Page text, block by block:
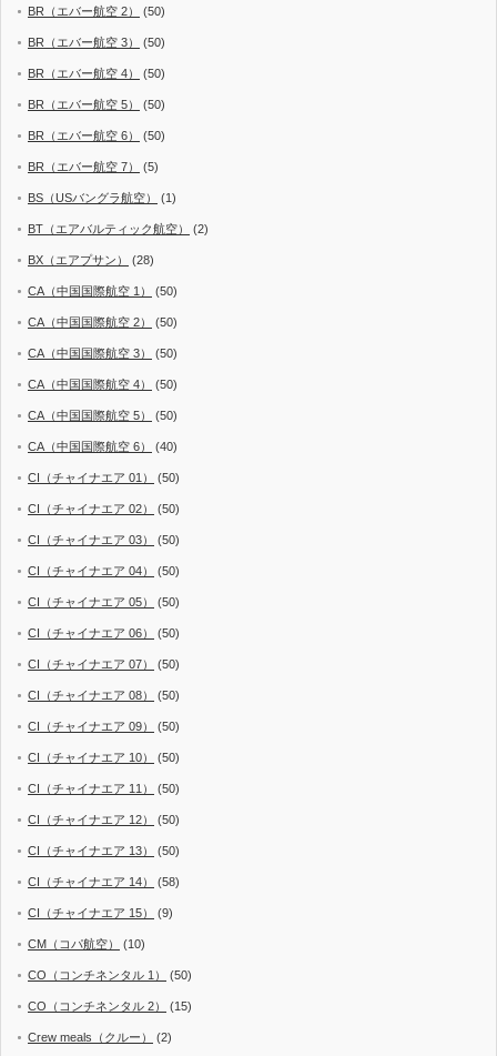
BR（エバー航空 2） (50)
BR（エバー航空 3） (50)
BR（エバー航空 4） (50)
BR（エバー航空 5） (50)
BR（エバー航空 6） (50)
BR（エバー航空 7） (5)
BS（USバングラ航空） (1)
BT（エアバルティック航空） (2)
BX（エアプサン） (28)
CA（中国国際航空 1） (50)
CA（中国国際航空 2） (50)
CA（中国国際航空 3） (50)
CA（中国国際航空 4） (50)
CA（中国国際航空 5） (50)
CA（中国国際航空 6） (40)
CI（チャイナエア 01） (50)
CI（チャイナエア 02） (50)
CI（チャイナエア 03） (50)
CI（チャイナエア 04） (50)
CI（チャイナエア 05） (50)
CI（チャイナエア 06） (50)
CI（チャイナエア 07） (50)
CI（チャイナエア 08） (50)
CI（チャイナエア 09） (50)
CI（チャイナエア 10） (50)
CI（チャイナエア 11） (50)
CI（チャイナエア 12） (50)
CI（チャイナエア 13） (50)
CI（チャイナエア 14） (58)
CI（チャイナエア 15） (9)
CM（コパ航空） (10)
CO（コンチネンタル 1） (50)
CO（コンチネンタル 2） (15)
Crew meals（クルー） (2)